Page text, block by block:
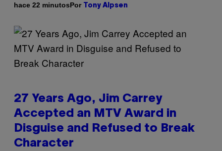
hace 22 minutosPor Tony Alpsen
27 Years Ago, Jim Carrey
Accepted an MTV Award in
Disguise and Refused to Break
Character